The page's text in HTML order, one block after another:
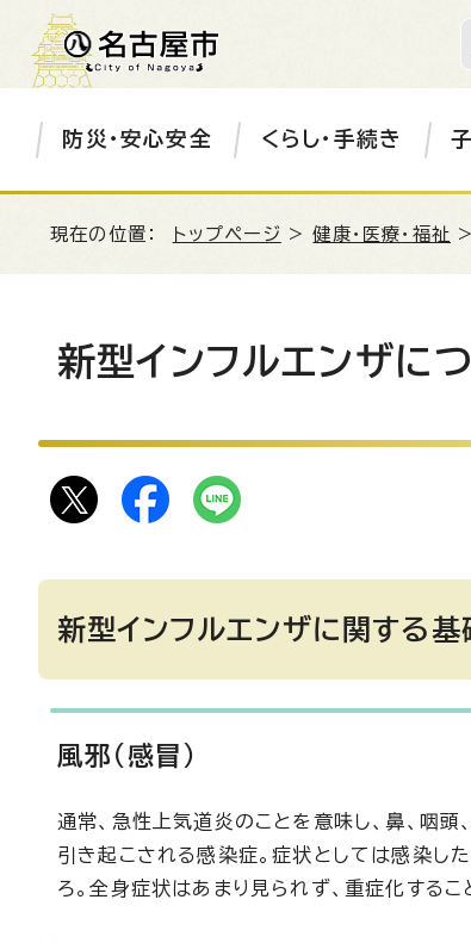
防災・安心安全 くらし・手続き
現在の位置： トップページ >健康・医療・福祉
新型インフルエンザに
新型インフルエンザに関する基
風邪(感冒)
通常、急性上気道炎のことを意味し、鼻、咽
引き起こされる感染症。症状としては感染し
ろ。全身症状はあまり見られず、重症化するこ